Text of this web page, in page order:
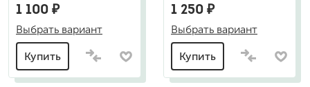
1 100 ₽
Выбрать вариант
Купить
1 250 ₽
Выбрать вариант
Купить